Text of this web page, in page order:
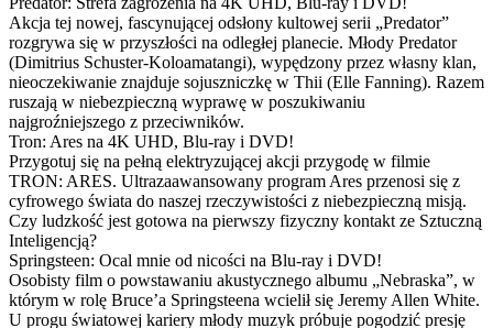
Akcja tej nowej, fascynującej odsłony kultowej serii „Predator”
rozgrywa się w przyszłości na odległej planecie. Młody Predator
(Dimitrius Schuster-Koloamatangi), wypędzony przez własny klan,
nieoczekiwanie znajduje sojuszniczkę w Thii (Elle Fanning). Razem
ruszają w niebezpieczną wyprawę w poszukiwaniu
najgroźniejszego z przeciwników.
Tron: Ares na 4K UHD, Blu-ray i DVD!
Przygotuj się na pełną elektryzującej akcji przygodę w filmie
TRON: ARES. Ultrazaawansowany program Ares przenosi się z
cyfrowego świata do naszej rzeczywistości z niebezpieczną misją.
Czy ludzkość jest gotowa na pierwszy fizyczny kontakt ze Sztuczną
Inteligencją?
Springsteen: Ocal mnie od nicości na Blu-ray i DVD!
Osobisty film o powstawaniu akustycznego albumu „Nebraska”, w
którym w rolę Bruce’a Springsteena wcielił się Jeremy Allen White.
U progu światowej kariery młody muzyk próbuje pogodzić presję